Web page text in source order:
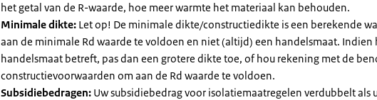
het getal van de R-waarde, hoe meer warmte het materiaal kan behouden.
Minimale dikte: Let op! De minimale dikte/constructiedikte is een berekende
aan de minimale Rd waarde te voldoen en niet (altijd) een handelsmaat. Indien
handelsmaat betreft, pas dan een grotere dikte toe, of hou rekening met de
constructievoorwaarden om aan de Rd waarde te voldoen.
Subsidiebedragen: Uw subsidiebedrag voor isolatiemaatregelen verdubbelt als